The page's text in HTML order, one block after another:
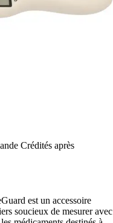
Crédités après
est un accessoire
soucieux de mesurer avec